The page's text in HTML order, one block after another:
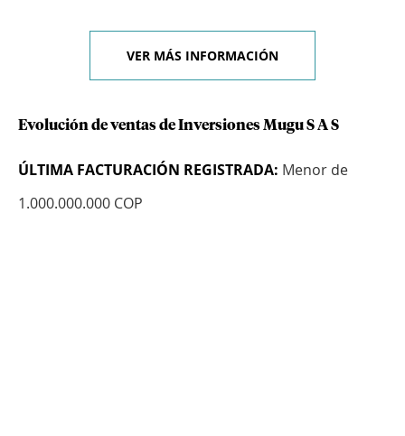
VER MÁS INFORMACIÓN
Evolución de ventas de Inversiones Mugu S A S
ÚLTIMA FACTURACIÓN REGISTRADA: Menor de
1.000.000.000 COP